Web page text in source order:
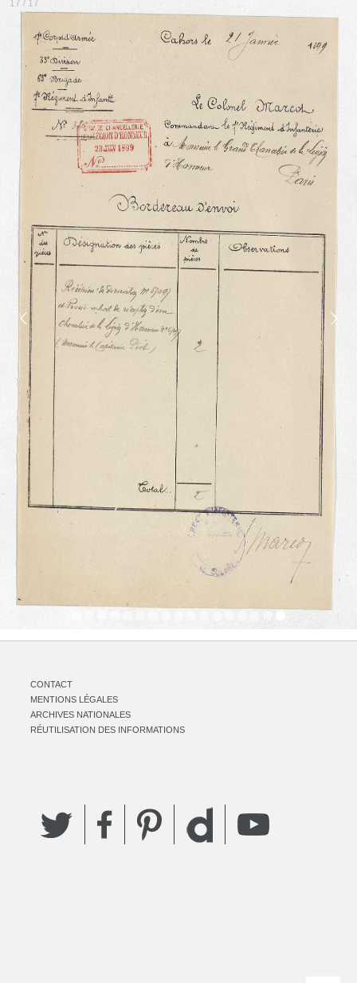
17 / 17
CONTACT
MENTIONS LÉGALES
ARCHIVES NATIONALES
RÉUTILISATION DES INFORMATIONS